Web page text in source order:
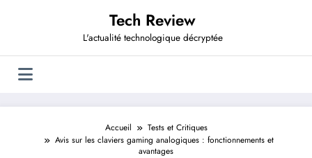
Tech Review
L'actualité technologique décryptée
Accueil
Tests et Critiques
Avis sur les claviers gaming analogiques : fonctionnements et
avantages